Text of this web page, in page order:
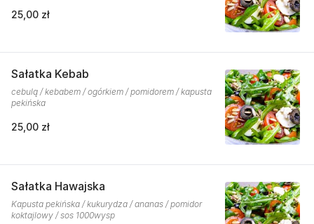
25,00 zł
Sałatka Kebab
cebulą / kebabem / ogórkiem / pomidorem / kapusta
pekińska
25,00 zł
Sałatka Hawajska
Kapusta pekińska / kukurydza / ananas / pomidor
koktajlowy / sos 1000wysp